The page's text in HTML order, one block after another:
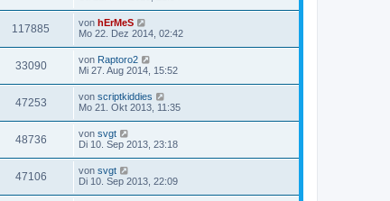
117885 von hErMeS
Mo 22. Dez 2014, 02:42
33090 von Raptoro2
Mi 27. Aug 2014, 15:52
47253 von scriptkiddies
Mo 21. Okt 2013, 11:35
48736 von svgt
Di 10. Sep 2013, 23:18
47106 von svgt
Di 10. Sep 2013, 22:09